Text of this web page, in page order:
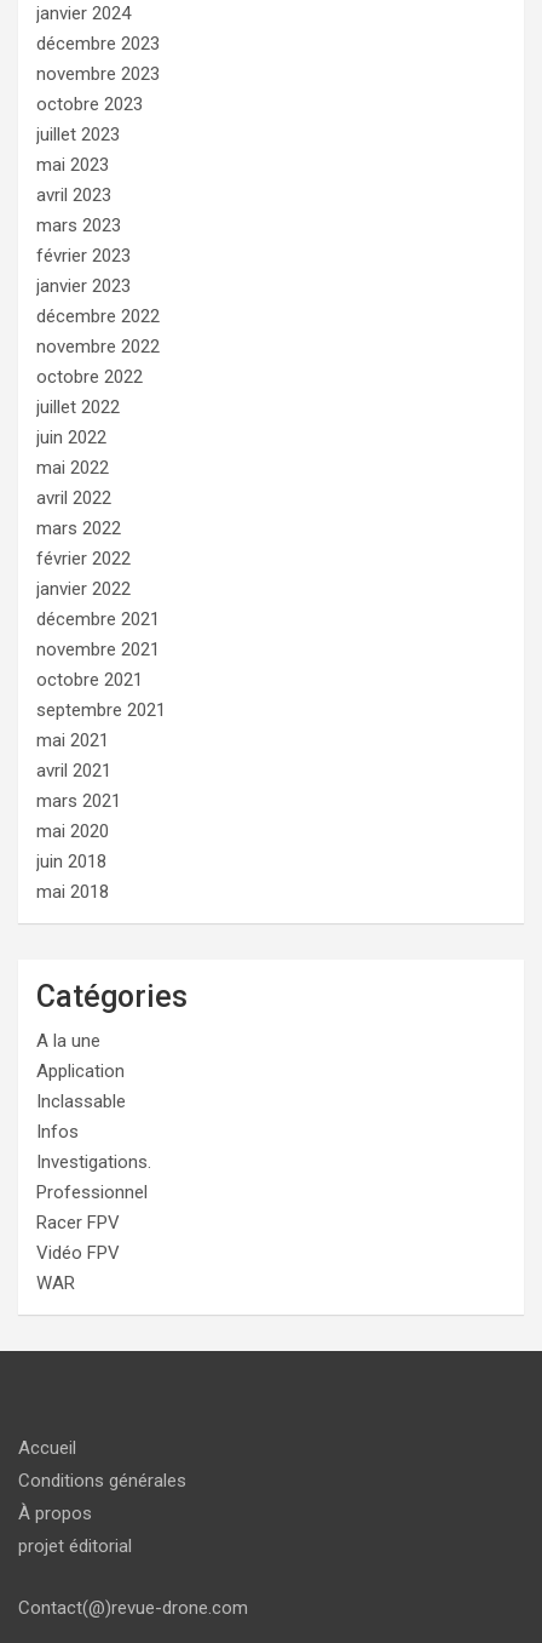
janvier 2024
décembre 2023
novembre 2023
octobre 2023
juillet 2023
mai 2023
avril 2023
mars 2023
février 2023
janvier 2023
décembre 2022
novembre 2022
octobre 2022
juillet 2022
juin 2022
mai 2022
avril 2022
mars 2022
février 2022
janvier 2022
décembre 2021
novembre 2021
octobre 2021
septembre 2021
mai 2021
avril 2021
mars 2021
mai 2020
juin 2018
mai 2018
Catégories
A la une
Application
Inclassable
Infos
Investigations.
Professionnel
Racer FPV
Vidéo FPV
WAR
Accueil
Conditions générales
À propos
projet éditorial
Contact(@)revue-drone.com